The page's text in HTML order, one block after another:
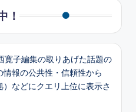
！
寛子編集の取りあげた話題の
報の公共性・信頼性から
などにクエリ上位に表示さ